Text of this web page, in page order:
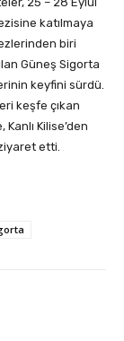
katılmaya
biri
Güneş Sigorta
keyfini sürdü.
keşfe çıkan
Kilise’den
etti.